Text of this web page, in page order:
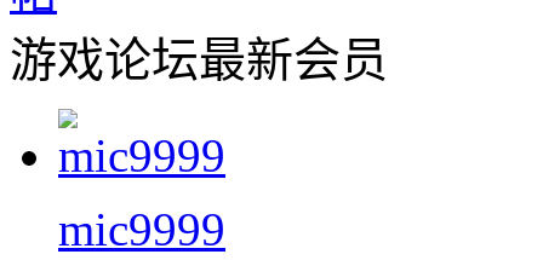
游戏论坛最新会员
mic9999